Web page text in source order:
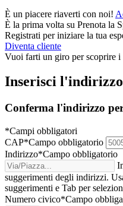
È un piacere riaverti con noi!
È la prima volta su Prenota la
Registrati per iniziare la tua
Diventa cliente
Vuoi farti un giro per scoprire i
Inserisci l'indirizzo
Conferma l'indirizzo
*Campi obbligatori
CAP*Campo obbligatorio
Indirizzo*Campo obbligatorio
suggerimenti degli indirizzi.
suggerimenti e Tab per
Numero civico*Campo